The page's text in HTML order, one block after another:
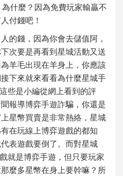
什麼？因為免費玩家輸贏不
付錢吧！
的錢，因為你會去儲值阿，
次要是再看到星城活動又送
羊毛出現在羊身上，你應該
下來就來看看為什麼星城手
些是小編從網上看到的評
報導博弈手遊詐騙，你還是
星幣買賣是非常熱絡，星城
在玩線上博弈遊戲的都知
表遊戲要倒了。而對星城
就是博弈手遊，但只要玩家
麼多星幣在身上要幹嘛？所